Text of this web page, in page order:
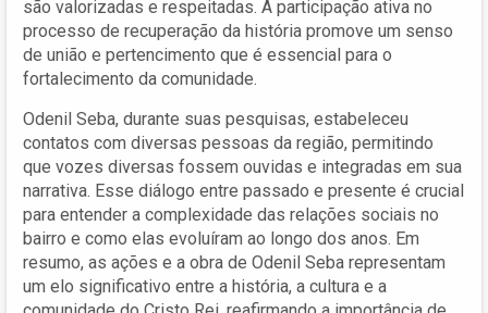
são valorizadas e respeitadas. A participação ativa no
processo de recuperação da história promove um senso
de união e pertencimento que é essencial para o
fortalecimento da comunidade.
Odenil Seba, durante suas pesquisas, estabeleceu
contatos com diversas pessoas da região, permitindo
que vozes diversas fossem ouvidas e integradas em sua
narrativa. Esse diálogo entre passado e presente é crucial
para entender a complexidade das relações sociais no
bairro e como elas evoluíram ao longo dos anos. Em
resumo, as ações e a obra de Odenil Seba representam
um elo significativo entre a história, a cultura e a